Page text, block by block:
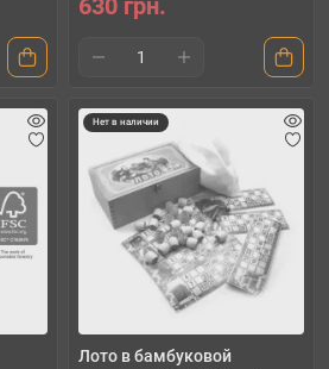
630 грн.
Нет в наличии
Лото в бамбуковой